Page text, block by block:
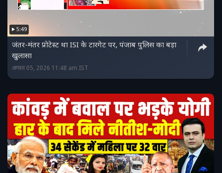
5:49
जंतर-मंतर प्रोटेस्‍ट था ISI के टारगेट पर, पंजाब पुलिस का बड़ा
खुलासा
अगस्त 05, 2026 11:48 am IST